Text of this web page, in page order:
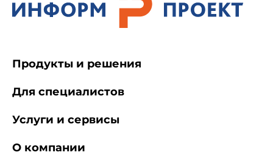
Продукты и решения
Для специалистов
Услуги и сервисы
О компании